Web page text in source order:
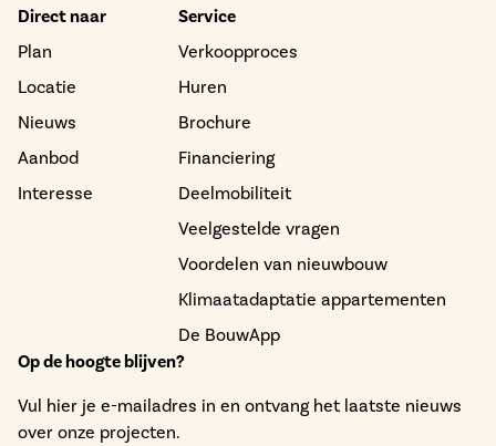
Direct naar
Plan
Locatie
Nieuws
Aanbod
Interesse
Service
Verkoopproces
Huren
Brochure
Financiering
Deelmobiliteit
Veelgestelde vragen
Voordelen van nieuwbouw
Klimaatadaptatie appartementen
De BouwApp
Op de hoogte blijven?
Vul hier je e-mailadres in en ontvang het laatste nieuws
over onze projecten.